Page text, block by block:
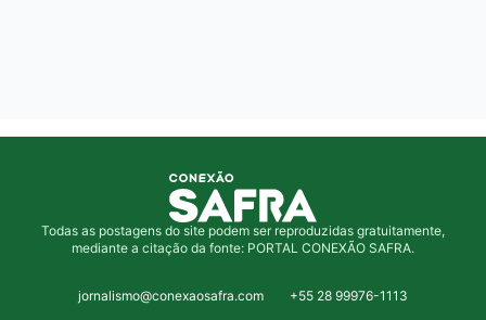
Todas as postagens do site podem ser reproduzidas gratuitamente,
mediante a citação da fonte: PORTAL CONEXÃO SAFRA.
jornalismo@conexaosafra.com +55 28 99976-1113